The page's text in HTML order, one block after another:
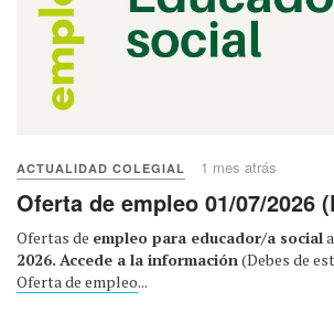
ACTUALIDAD COLEGIAL 1 mes atrás
Oferta de empleo 01/07/2026
Ofertas de empleo para educador/a social
2026. Accede a la información (Debes de
Oferta de empleo...